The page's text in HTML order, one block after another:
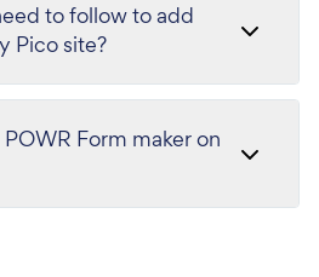
to follow to add
Pico site?
Form maker on